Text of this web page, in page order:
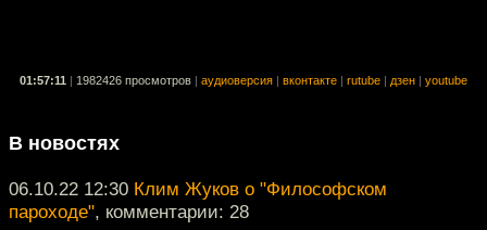
01:57:11 1982426 просмотров аудиоверсия вконтакте rutube дзен youtube
В новостях
06.10.22 12:30 Клим Жуков о "Философском
пароходе", комментарии: 28